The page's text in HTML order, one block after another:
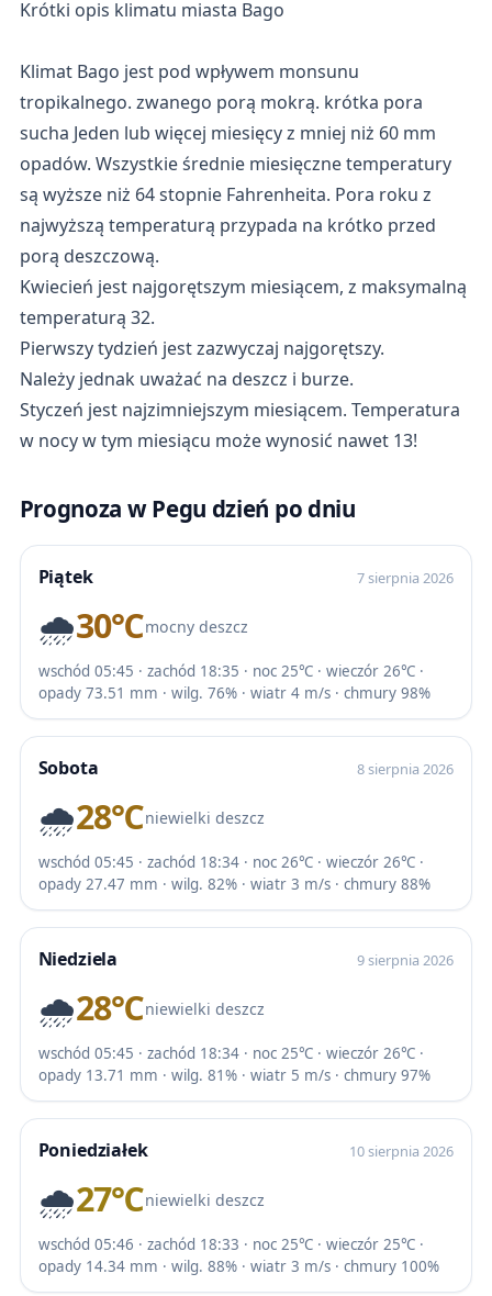
Krótki opis klimatu miasta Bago
Klimat Bago jest pod wpływem monsunu
tropikalnego. zwanego porą mokrą. krótka pora
sucha Jeden lub więcej miesięcy z mniej niż 60 mm
opadów. Wszystkie średnie miesięczne temperatury
są wyższe niż 64 stopnie Fahrenheita. Pora roku z
najwyższą temperaturą przypada na krótko przed
porą deszczową.
Kwiecień jest najgorętszym miesiącem, z maksymalną
temperaturą 32.
Pierwszy tydzień jest zazwyczaj najgorętszy.
Należy jednak uważać na deszcz i burze.
Styczeń jest najzimniejszym miesiącem. Temperatura
w nocy w tym miesiącu może wynosić nawet 13!
Prognoza w Pegu dzień po dniu
Piątek 7 sierpnia 2026
🌧️30℃mocny deszcz
wschód 05:45 · zachód 18:35 · noc 25℃ · wieczór 26℃ ·
opady 73.51 mm · wilg. 76% · wiatr 4 m/s · chmury 98%
Sobota 8 sierpnia 2026
🌧️28℃niewielki deszcz
wschód 05:45 · zachód 18:34 · noc 26℃ · wieczór 26℃ ·
opady 27.47 mm · wilg. 82% · wiatr 3 m/s · chmury 88%
Niedziela 9 sierpnia 2026
🌧️28℃niewielki deszcz
wschód 05:45 · zachód 18:34 · noc 25℃ · wieczór 26℃ ·
opady 13.71 mm · wilg. 81% · wiatr 5 m/s · chmury 97%
Poniedziałek 10 sierpnia 2026
🌧️27℃niewielki deszcz
wschód 05:46 · zachód 18:33 · noc 25℃ · wieczór 25℃ ·
opady 14.34 mm · wilg. 88% · wiatr 3 m/s · chmury 100%